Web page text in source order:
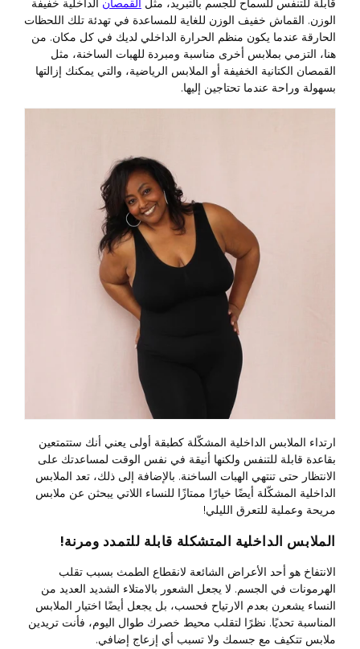
قابلة للتنفس للسماح للجسم بالتبريد، مثلالقمصانالداخلية خفيفة
الوزن. القماش خفيف الوزن للغاية للمساعدة في تهدئة تلك اللحظات
الحارقة عندما يكون منظم الحرارة الداخلي لديك في كل مكان. من
هنا، التزمي بملابس أخرى مناسبة ومبردة للهبات الساخنة، مثل
القمصان الكتانية الخفيفة أو الملابس الرياضية، والتي يمكنك إزالتها
بسهولة وراحة عندما تحتاجين إليها.
ارتداء الملابس الداخلية المشكّلة كطبقة أولى يعني أنك ستتمتعين
بقاعدة قابلة للتنفس ولكنها أنيقة في نفس الوقت لمساعدتك على
الانتظار حتى تنتهي الهبات الساخنة. بالإضافة إلى ذلك، تعد الملابس
الداخلية المشكّلة أيضًا خيارًا ممتازًا للنساء اللاتي يبحثن عن ملابس
مريحة وعملية للتعرق الليلي!
الملابس الداخلية المتشكلة قابلة للتمدد ومرنة!
الانتفاخ هو أحد الأعراض الشائعة لانقطاع الطمث بسبب تقلب
الهرمونات في الجسم. لا يجعل الشعور بالامتلاء الشديد العديد من
النساء يشعرن بعدم الارتياح فحسب، بل يجعل أيضًا اختيار الملابس
المناسبة تحديًا. نظرًا لتقلب محيط خصرك طوال اليوم، فأنت تريدين
ملابس تتكيف مع جسمك ولا تسبب أي إزعاج إضافي.